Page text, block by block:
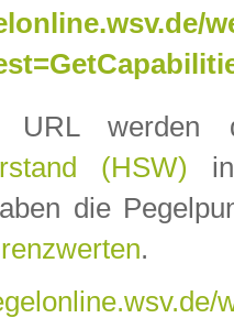
URL
(HSW)
die
.